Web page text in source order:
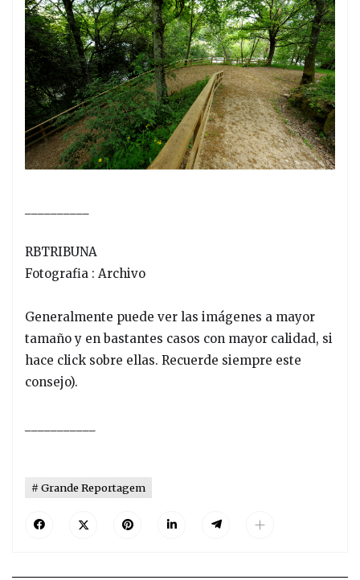
RBTRIBUNA
Fotografia : Archivo
Generalmente puede ver las imágenes a mayor
tamaño y en bastantes casos con mayor calidad, si
hace click sobre ellas. Recuerde siempre este
consejo).
Grande Reportagem